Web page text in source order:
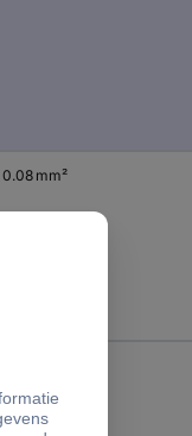
0.08 mm²